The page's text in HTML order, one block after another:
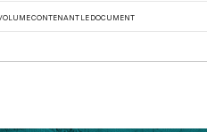
CONTENANT LE DOCUMENT